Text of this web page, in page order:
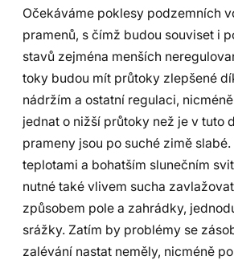
Očekáváme poklesy podzemních
pramenů, s čímž budou souviset i
stavů zejména menších
toky budou mít průtoky zlepšené
nádržím a ostatní regulaci,
jednat o nižší průtoky než je v tuto
prameny jsou po suché zimě
teplotami a bohatším slunečním
nutné také vlivem sucha
způsobem pole a zahrádky,
srážky. Zatím by problémy se
zalévání nastat neměly, nicméně